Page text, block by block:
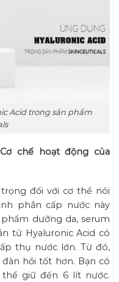
Acid trong sản phẩm
chế hoạt động của
đối với cơ thể nói
phần cấp nước này
dưỡng da, serum
tử Hyaluronic Acid có
thụ nước lớn. Từ đó,
hồi tốt hơn. Bạn có
thể giữ đến 6 lít nước.